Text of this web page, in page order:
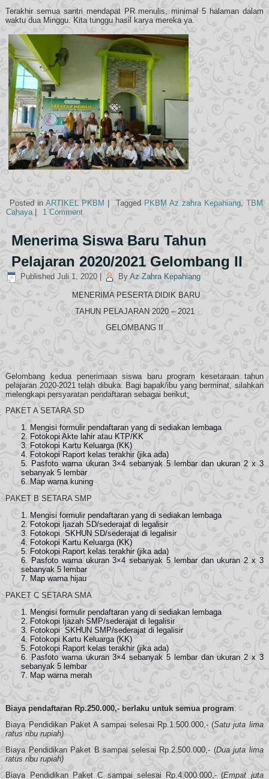
Terakhir semua santri mendapat PR menulis, minimal 5 halaman dalam
waktu dua Minggu. Kita tunggu hasil karya mereka ya.
Posted in ARTIKEL PKBM | Tagged PKBM Az zahra Kepahiang, TBM
Cahaya | 1 Comment
Menerima Siswa Baru Tahun
Pelajaran 2020/2021 Gelombang II
Published Juli 1, 2020 By Az Zahra Kepahiang
MENERIMA PESERTA DIDIK BARU
TAHUN PELAJARAN 2020 – 2021
GELOMBANG II
Gelombang kedua penerimaan siswa baru program kesetaraan tahun
pelajaran 2020-2021 telah dibuka. Bagi bapak/ibu yang berminat, silahkan
melengkapi persyaratan pendaftaran sebagai berikut:
PAKET A SETARA SD
Mengisi formulir pendaftaran yang di sediakan lembaga
Fotokopi Akte lahir atau KTP/KK
Fotokopi Kartu Keluarga (KK)
Fotokopi Raport kelas terakhir (jika ada)
Pasfoto warna ukuran 3×4 sebanyak 5 lembar dan ukuran 2 x 3
sebanyak 5 lembar
Map warna kuning
PAKET B SETARA SMP
Mengisi formulir pendaftaran yang di sediakan lembaga
Fotokopi Ijazah SD/sederajat di legalisir
Fotokopi SKHUN SD/sederajat di legalisir
Fotokopi Kartu Keluarga (KK)
Fotokopi Raport kelas terakhir (jika ada)
Pasfoto warna ukuran 3×4 sebanyak 5 lembar dan ukuran 2 x 3
sebanyak 5 lembar
Map warna hijau
PAKET C SETARA SMA
Mengisi formulir pendaftaran yang di sediakan lembaga
Fotokopi Ijazah SMP/sederajat di legalisir
Fotokopi SKHUN SMP/sederajat di legalisir
Fotokopi Kartu Keluarga (KK)
Fotokopi Raport kelas terakhir (jika ada)
Pasfoto warna ukuran 3×4 sebanyak 5 lembar dan ukuran 2 x 3
sebanyak 5 lembar
Map warna merah
Biaya pendaftaran Rp.250.000,- berlaku untuk semua program
Biaya Pendidikan Paket A sampai selesai Rp.1.500.000,- (Satu juta lima
ratus ribu rupiah)
Biaya Pendidikan Paket B sampai selesai Rp.2.500.000,- (Dua juta lima
ratus ribu rupiah)
Biaya Pendidikan Paket C sampai selesai Rp.4.000.000,- (Empat juta